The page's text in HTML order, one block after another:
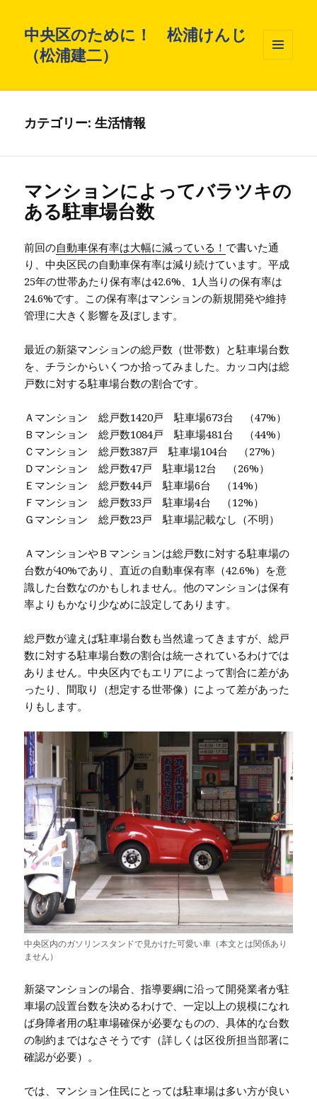
中央区のために！ 松浦けんじ
（松浦建二）
ィジェ
カテゴリー: 生活情報
マンションによってバラツキの
ある駐車場台数
前回の自動車保有率は大幅に減っている！ で書いた通
り、中央区民の自動車保有率は減り続けています。平成
25年の世帯あたり保有率は42.6%、1人当りの保有率は
24.6%です。この保有率はマンションの新規開発や維持
管理に大きく影響を及ぼします。
最近の新築マンションの総戸数（世帯数）と駐車場台数
を、チラシからいくつか拾ってみました。カッコ内は総
戸数に対する駐車場台数の割合です。
Ａマンション 総戸数1420戸 駐車場673台 （47%）
Ｂマンション 総戸数1084戸 駐車場481台 （44%）
Ｃマンション 総戸数387戸 駐車場104台 （27%）
Ｄマンション 総戸数47戸 駐車場12台 （26%）
Ｅマンション 総戸数44戸 駐車場6台 （14%）
Ｆマンション 総戸数33戸 駐車場4台 （12%）
Ｇマンション 総戸数23戸 駐車場記載なし（不明）
ＡマンションやＢマンションは総戸数に対する駐車場の
台数が40%であり、直近の自動車保有率（42.6%）を意
識した台数なのかもしれません。他のマンションは保有
率よりもかなり少なめに設定してあります。
総戸数が違えば駐車場台数も当然違ってきますが、総戸
数に対する駐車場台数の割合は統一されているわけでは
ありません。中央区内でもエリアによって割合に差があ
ったり、間取り（想定する世帯像）によって差があった
りもします。
中央区内のガソリンスタンドで見かけた可愛い車（本文とは関係あり
ません）
新築マンションの場合、指導要綱に沿って開発業者が駐
車場の設置台数を決めるわけで、一定以上の規模になれ
ば身障者用の駐車場確保が必要なものの、具体的な台数
の制約まではなさそうです（詳しくは区役所担当部署に
確認が必要）。
では、マンション住民にとっては駐車場は多い方が良い